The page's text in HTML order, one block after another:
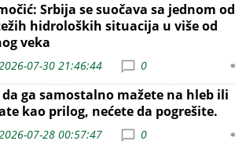
Srbija se suočava sa jednom od
hidroloških situacija u više od
veka
07-30 21:46:44 0
ga samostalno mažete na hleb ili
kao prilog, nećete da pogrešite.
07-28 00:57:47 0